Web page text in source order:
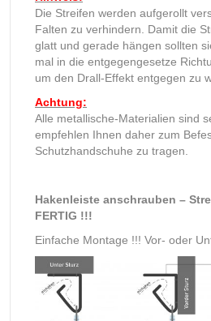
Die Streifen werden aufgerollt
Falten zu verhindern. Damit die
glatt und gerade hängen sollten
mal in die entgegengesetze
um den Drall-Effekt entgegen zu
Achtung:
Alle metallische-Materialien sind
empfehlen Ihnen daher zum
Schutzhandschuhe zu tragen.
Hakenleiste anschrauben –
FERTIG !!!
Einfache Montage !!! Vor- oder